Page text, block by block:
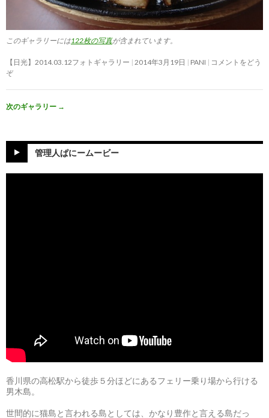
このギャラリーには122枚の写真が含まれています。
【日光】2014.03.12フォトギャラリー 2014年3月19日 PANI
コメントをどう
ぞ
次のギャラリー →
管理人ぱにームービー
香川県の高松駅から徒歩５分ほどにあるフェリー乗り場から行ける
男木島。
世間的に猫島と言われる島としては、かなり豊作と言える島だっ